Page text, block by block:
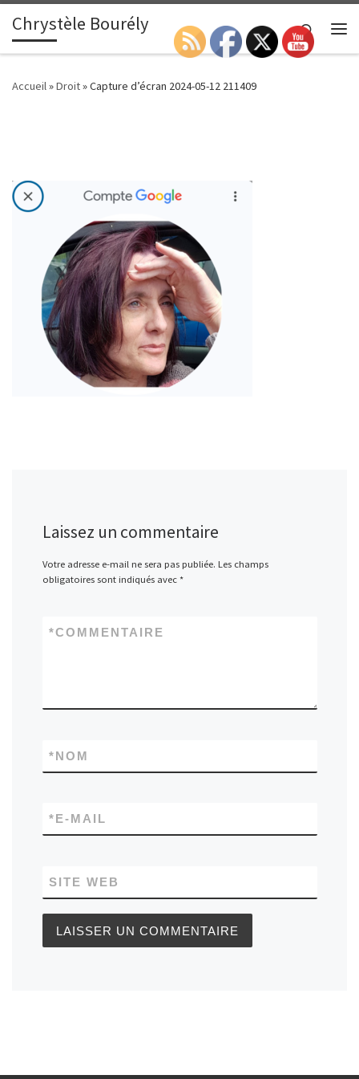
Passer au contenu
Chrystèle Bourély
Search
Accueil»Droit»Capture d’écran 2024-05-12 211409
Laissez un commentaire
Votre adresse e-mail ne sera pas publiée. Les champs
obligatoires sont indiqués avec *
COMMENTAIRE
*
NOM
*
E-MAIL
*
SITE WEB